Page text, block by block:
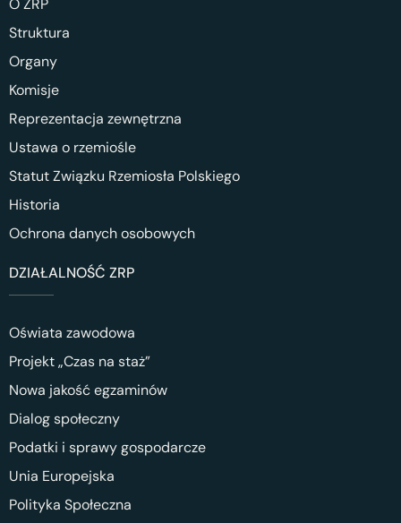
O ZRP
Struktura
Organy
Komisje
Reprezentacja zewnętrzna
Ustawa o rzemiośle
Statut Związku Rzemiosła Polskiego
Historia
Ochrona danych osobowych
DZIAŁALNOŚĆ ZRP
Oświata zawodowa
Projekt „Czas na staż”
Nowa jakość egzaminów
Dialog społeczny
Podatki i sprawy gospodarcze
Unia Europejska
Polityka Społeczna